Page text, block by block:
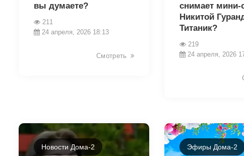
вы думаете?
211
24 апреля, 2026 18:13
Смотреть
снимает мини-
Никитой
Титаник?
219
24 апреля, 2026
Новости Дома-2 Эфиры Дома-2